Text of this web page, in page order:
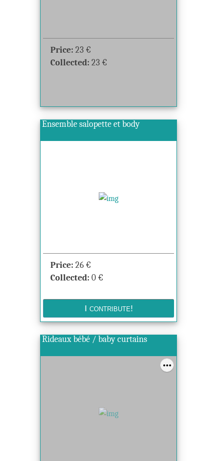
Price: 23 €
Collected: 23 €
Ensemble salopette et body
Price: 26 €
Collected: 0 €
Rideaux bébé / baby curtains